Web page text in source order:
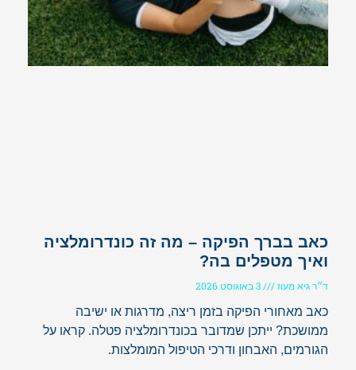
כאב בברך הפיקה – מה זה כונדרומלציה
ואיך מטפלים בה?
ד״ר גיא מעוז
כאב מאחורי הפיקה בזמן ריצה, מדרגות או ישיבה
ממושכת? ייתכן שמדובר בכונדרומלציה פטלה. קראו על
הגורמים, האבחון ודרכי הטיפול המומלצות.